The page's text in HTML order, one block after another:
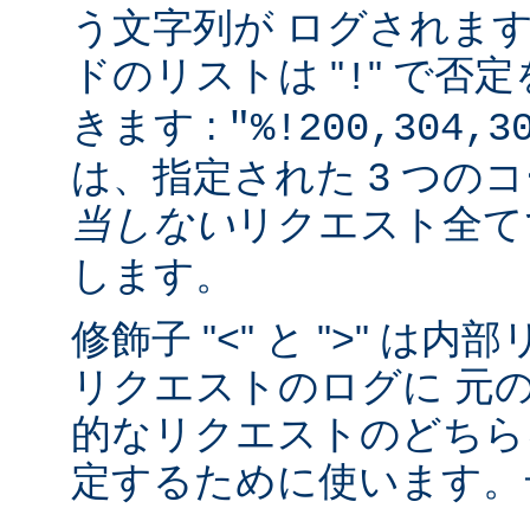
う文字列が ログされま
ドのリストは " ! " で否定
きます :
は、指定された 3 つの
当しない リクエスト全
します。
修飾子 "<" と ">" は内部
リクエストのログに 元
的なリクエストのどち
定するために使います